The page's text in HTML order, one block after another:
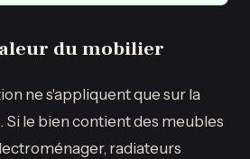
du mobilier
ne s'appliquent que sur la
le bien contient des meubles
radiateurs